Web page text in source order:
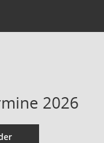
2026